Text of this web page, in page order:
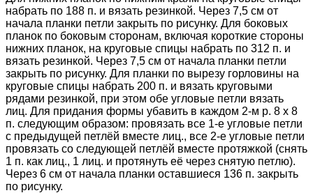
набрать по 188 п. и вязать резинкой. Через 7,5 см от
начала планки петли закрыть по рисунку. Для боковых
планок по боковым сторонам, включая короткие стороны
нижних планок, на круговые спицы набрать по 312 п. и
вязать резинкой. Через 7,5 см от начала планки петли
закрыть по рисунку. Для планки по вырезу горловины на
круговые спицы набрать 200 п. и вязать круговыми
рядами резинкой, при этом обе угловые петли вязать
лиц. Для придания формы убавить в каждом 2-м р. 8 х 8
п. следующим образом: провязать все 1-е угловые петли
с предыдущей петлёй вместе лиц., все 2-е угловые петли
провязать со следующей петлёй вместе протяжкой (снять
1 п. как лиц., 1 лиц. и протянуть её через снятую петлю).
Через 6 см от начала планки оставшиеся 136 п. закрыть
по рисунку.